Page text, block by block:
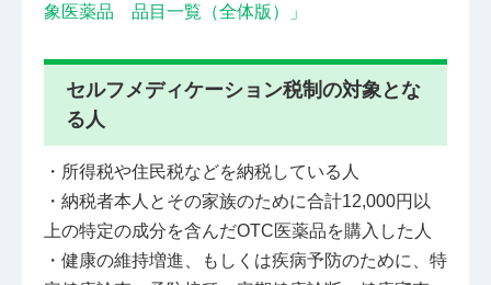
象医薬品 品目一覧（全体版）」
セルフメディケーション税制の対象とな
る人
・所得税や住民税などを納税している人
・納税者本人とその家族のために合計12,000円以
上の特定の成分を含んだOTC医薬品を購入した人
・健康の維持増進、もしくは疾病予防のために、特